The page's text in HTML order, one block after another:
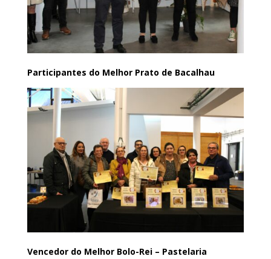
Participantes do Melhor Prato de Bacalhau
Vencedor do Melhor Bolo-Rei – Pastelaria